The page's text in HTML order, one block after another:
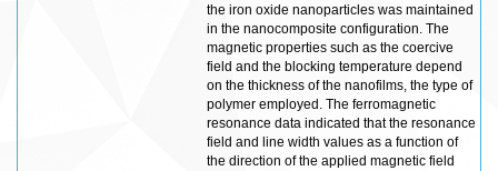
the iron oxide nanoparticles was maintained
in the nanocomposite configuration. The
magnetic properties such as the coercive
field and the blocking temperature depend
on the thickness of the nanofilms, the type of
polymer employed. The ferromagnetic
resonance data indicated that the resonance
field and line width values as a function of
the direction of the applied magnetic field